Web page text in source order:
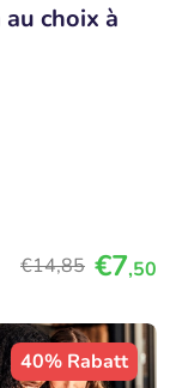
choix à
€14,85 €7,50
40% Rabatt